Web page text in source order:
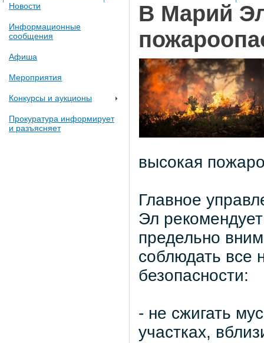
Новости
Информационные
сообщения
Афиша
Мероприятия
Конкурсы и аукционы
Прокуратура информирует
и разъясняет
В Марий
высокая
Главное
Эл
предельно
соблюдать все
безопасности:
- не сжигать
участках,